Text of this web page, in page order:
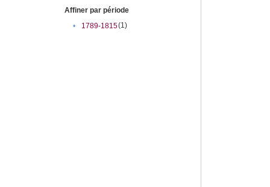
Affiner par période
•
1789-1815(1)